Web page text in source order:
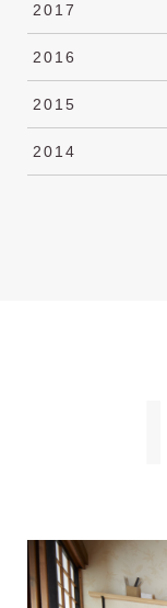
2017
2016
2015
2014